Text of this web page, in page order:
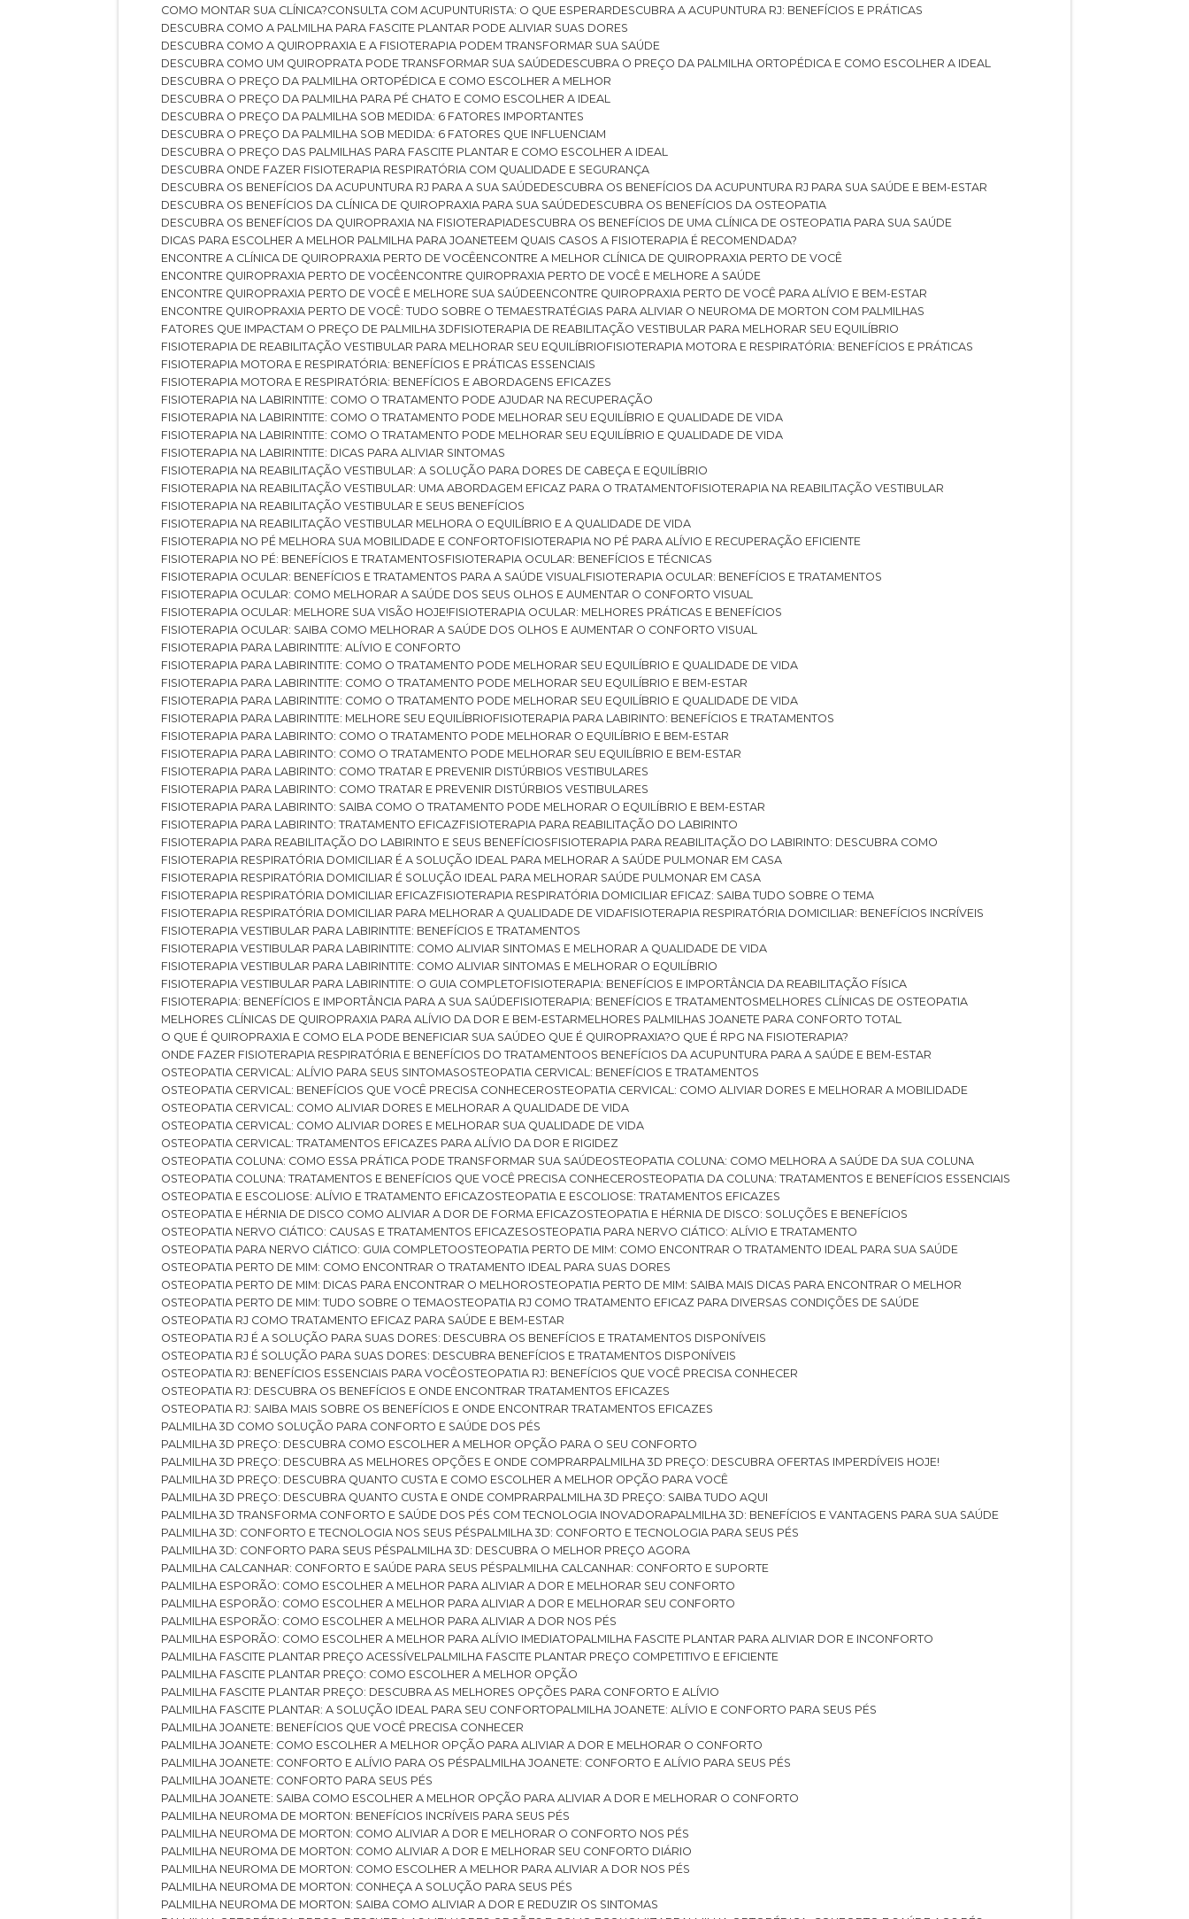
COMO MONTAR SUA CLÍNICA?
CONSULTA COM ACUPUNTURISTA: O QUE ESPERAR
DESCUBRA A ACUPUNTURA RJ: BENEFÍCIOS E PRÁTICAS
DESCUBRA COMO A PALMILHA PARA FASCITE PLANTAR PODE ALIVIAR SUAS DORES
DESCUBRA COMO A QUIROPRAXIA E A FISIOTERAPIA PODEM TRANSFORMAR SUA SAÚDE
DESCUBRA COMO UM QUIROPRATA PODE TRANSFORMAR SUA SAÚDE
DESCUBRA O PREÇO DA PALMILHA ORTOPÉDICA E COMO ESCOLHER A IDEAL
DESCUBRA O PREÇO DA PALMILHA ORTOPÉDICA E COMO ESCOLHER A MELHOR
DESCUBRA O PREÇO DA PALMILHA PARA PÉ CHATO E COMO ESCOLHER A IDEAL
DESCUBRA O PREÇO DA PALMILHA SOB MEDIDA: 6 FATORES IMPORTANTES
DESCUBRA O PREÇO DA PALMILHA SOB MEDIDA: 6 FATORES QUE INFLUENCIAM
DESCUBRA O PREÇO DAS PALMILHAS PARA FASCITE PLANTAR E COMO ESCOLHER A IDEAL
DESCUBRA ONDE FAZER FISIOTERAPIA RESPIRATÓRIA COM QUALIDADE E SEGURANÇA
DESCUBRA OS BENEFÍCIOS DA ACUPUNTURA RJ PARA A SUA SAÚDE
DESCUBRA OS BENEFÍCIOS DA ACUPUNTURA RJ PARA SUA SAÚDE E BEM-ESTAR
DESCUBRA OS BENEFÍCIOS DA CLÍNICA DE QUIROPRAXIA PARA SUA SAÚDE
DESCUBRA OS BENEFÍCIOS DA OSTEOPATIA
DESCUBRA OS BENEFÍCIOS DA QUIROPRAXIA NA FISIOTERAPIA
DESCUBRA OS BENEFÍCIOS DE UMA CLÍNICA DE OSTEOPATIA PARA SUA SAÚDE
DICAS PARA ESCOLHER A MELHOR PALMILHA PARA JOANETE EM QUAIS CASOS A FISIOTERAPIA É RECOMENDADA?
ENCONTRE A CLÍNICA DE QUIROPRAXIA PERTO DE VOCÊ ENCONTRE A MELHOR CLÍNICA DE QUIROPRAXIA PERTO DE VOCÊ
ENCONTRE QUIROPRAXIA PERTO DE VOCÊ ENCONTRE QUIROPRAXIA PERTO DE VOCÊ E MELHORE A SAÚDE
ENCONTRE QUIROPRAXIA PERTO DE VOCÊ E MELHORE SUA SAÚDE ENCONTRE QUIROPRAXIA PERTO DE VOCÊ PARA ALÍVIO E BEM-ESTAR
ENCONTRE QUIROPRAXIA PERTO DE VOCÊ: TUDO SOBRE O TEMA ESTRATÉGIAS PARA ALIVIAR O NEUROMA DE MORTON COM PALMILHAS
FATORES QUE IMPACTAM O PREÇO DE PALMILHA 3D
FISIOTERAPIA DE REABILITAÇÃO VESTIBULAR PARA MELHORAR SEU EQUILÍBRIO
FISIOTERAPIA DE REABILITAÇÃO VESTIBULAR PARA MELHORAR SEU EQUILÍBRIO
FISIOTERAPIA MOTORA E RESPIRATÓRIA: BENEFÍCIOS E PRÁTICAS
FISIOTERAPIA MOTORA E RESPIRATÓRIA: BENEFÍCIOS E PRÁTICAS ESSENCIAIS
FISIOTERAPIA MOTORA E RESPIRATÓRIA: BENEFÍCIOS E ABORDAGENS EFICAZES
FISIOTERAPIA NA LABIRINTITE: COMO O TRATAMENTO PODE AJUDAR NA RECUPERAÇÃO
FISIOTERAPIA NA LABIRINTITE: COMO O TRATAMENTO PODE MELHORAR SEU EQUILÍBRIO E QUALIDADE DE VIDA
FISIOTERAPIA NA LABIRINTITE: COMO O TRATAMENTO PODE MELHORAR SEU EQUILÍBRIO E QUALIDADE DE VIDA
FISIOTERAPIA NA LABIRINTITE: DICAS PARA ALIVIAR SINTOMAS
FISIOTERAPIA NA REABILITAÇÃO VESTIBULAR: A SOLUÇÃO PARA DORES DE CABEÇA E EQUILÍBRIO
FISIOTERAPIA NA REABILITAÇÃO VESTIBULAR: UMA ABORDAGEM EFICAZ PARA O TRATAMENTO
FISIOTERAPIA NA REABILITAÇÃO VESTIBULAR
FISIOTERAPIA NA REABILITAÇÃO VESTIBULAR E SEUS BENEFÍCIOS
FISIOTERAPIA NA REABILITAÇÃO VESTIBULAR MELHORA O EQUILÍBRIO E A QUALIDADE DE VIDA
FISIOTERAPIA NO PÉ MELHORA SUA MOBILIDADE E CONFORTO
FISIOTERAPIA NO PÉ PARA ALÍVIO E RECUPERAÇÃO EFICIENTE
FISIOTERAPIA NO PÉ: BENEFÍCIOS E TRATAMENTOS
FISIOTERAPIA OCULAR: BENEFÍCIOS E TÉCNICAS
FISIOTERAPIA OCULAR: BENEFÍCIOS E TRATAMENTOS PARA A SAÚDE VISUAL FISIOTERAPIA OCULAR: BENEFÍCIOS E TRATAMENTOS
FISIOTERAPIA OCULAR: COMO MELHORAR A SAÚDE DOS SEUS OLHOS E AUMENTAR O CONFORTO VISUAL
FISIOTERAPIA OCULAR: MELHORE SUA VISÃO HOJE! FISIOTERAPIA OCULAR: MELHORES PRÁTICAS E BENEFÍCIOS
FISIOTERAPIA OCULAR: SAIBA COMO MELHORAR A SAÚDE DOS OLHOS E AUMENTAR O CONFORTO VISUAL
FISIOTERAPIA PARA LABIRINTITE: ALÍVIO E CONFORTO
FISIOTERAPIA PARA LABIRINTITE: COMO O TRATAMENTO PODE MELHORAR SEU EQUILÍBRIO E QUALIDADE DE VIDA
FISIOTERAPIA PARA LABIRINTITE: COMO O TRATAMENTO PODE MELHORAR SEU EQUILÍBRIO E BEM-ESTAR
FISIOTERAPIA PARA LABIRINTITE: COMO O TRATAMENTO PODE MELHORAR SEU EQUILÍBRIO E QUALIDADE DE VIDA
FISIOTERAPIA PARA LABIRINTITE: MELHORE SEU EQUILÍBRIO
FISIOTERAPIA PARA LABIRINTO: BENEFÍCIOS E TRATAMENTOS
FISIOTERAPIA PARA LABIRINTO: COMO O TRATAMENTO PODE MELHORAR O EQUILÍBRIO E BEM-ESTAR
FISIOTERAPIA PARA LABIRINTO: COMO O TRATAMENTO PODE MELHORAR SEU EQUILÍBRIO E BEM-ESTAR
FISIOTERAPIA PARA LABIRINTO: COMO TRATAR E PREVENIR DISTÚRBIOS VESTIBULARES
FISIOTERAPIA PARA LABIRINTO: COMO TRATAR E PREVENIR DISTÚRBIOS VESTIBULARES
FISIOTERAPIA PARA LABIRINTO: SAIBA COMO O TRATAMENTO PODE MELHORAR O EQUILÍBRIO E BEM-ESTAR
FISIOTERAPIA PARA LABIRINTO: TRATAMENTO EFICAZ FISIOTERAPIA PARA REABILITAÇÃO DO LABIRINTO
FISIOTERAPIA PARA REABILITAÇÃO DO LABIRINTO E SEUS BENEFÍCIOS
FISIOTERAPIA PARA REABILITAÇÃO DO LABIRINTO: DESCUBRA COMO
FISIOTERAPIA RESPIRATÓRIA DOMICILIAR É A SOLUÇÃO IDEAL PARA MELHORAR A SAÚDE PULMONAR EM CASA
FISIOTERAPIA RESPIRATÓRIA DOMICILIAR É SOLUÇÃO IDEAL PARA MELHORAR SAÚDE PULMONAR EM CASA
FISIOTERAPIA RESPIRATÓRIA DOMICILIAR EFICAZ FISIOTERAPIA RESPIRATÓRIA DOMICILIAR EFICAZ: SAIBA TUDO SOBRE O TEMA
FISIOTERAPIA RESPIRATÓRIA DOMICILIAR PARA MELHORAR A QUALIDADE DE VIDA FISIOTERAPIA RESPIRATÓRIA DOMICILIAR: BENEFÍCIOS INCRÍVEIS
FISIOTERAPIA VESTIBULAR PARA LABIRINTITE: BENEFÍCIOS E TRATAMENTOS
FISIOTERAPIA VESTIBULAR PARA LABIRINTITE: COMO ALIVIAR SINTOMAS E MELHORAR A QUALIDADE DE VIDA
FISIOTERAPIA VESTIBULAR PARA LABIRINTITE: COMO ALIVIAR SINTOMAS E MELHORAR O EQUILÍBRIO
FISIOTERAPIA VESTIBULAR PARA LABIRINTITE: O GUIA COMPLETO
FISIOTERAPIA: BENEFÍCIOS E IMPORTÂNCIA DA REABILITAÇÃO FÍSICA
FISIOTERAPIA: BENEFÍCIOS E IMPORTÂNCIA PARA A SUA SAÚDE FISIOTERAPIA: BENEFÍCIOS E TRATAMENTOS
MELHORES CLÍNICAS DE OSTEOPATIA
MELHORES CLÍNICAS DE QUIROPRAXIA PARA ALÍVIO DA DOR E BEM-ESTAR
MELHORES PALMILHAS JOANETE PARA CONFORTO TOTAL
O QUE É QUIROPRAXIA E COMO ELA PODE BENEFICIAR SUA SAÚDE
O QUE É QUIROPRAXIA?
O QUE É RPG NA FISIOTERAPIA?
ONDE FAZER FISIOTERAPIA RESPIRATÓRIA E BENEFÍCIOS DO TRATAMENTO
OS BENEFÍCIOS DA ACUPUNTURA PARA A SAÚDE E BEM-ESTAR
OSTEOPATIA CERVICAL: ALÍVIO PARA SEUS SINTOMAS
OSTEOPATIA CERVICAL: BENEFÍCIOS E TRATAMENTOS
OSTEOPATIA CERVICAL: BENEFÍCIOS QUE VOCÊ PRECISA CONHECER
OSTEOPATIA CERVICAL: COMO ALIVIAR DORES E MELHORAR A MOBILIDADE
OSTEOPATIA CERVICAL: COMO ALIVIAR DORES E MELHORAR A QUALIDADE DE VIDA
OSTEOPATIA CERVICAL: COMO ALIVIAR DORES E MELHORAR SUA QUALIDADE DE VIDA
OSTEOPATIA CERVICAL: TRATAMENTOS EFICAZES PARA ALÍVIO DA DOR E RIGIDEZ
OSTEOPATIA COLUNA: COMO ESSA PRÁTICA PODE TRANSFORMAR SUA SAÚDE
OSTEOPATIA COLUNA: COMO MELHORA A SAÚDE DA SUA COLUNA
OSTEOPATIA COLUNA: TRATAMENTOS E BENEFÍCIOS QUE VOCÊ PRECISA CONHECER
OSTEOPATIA DA COLUNA: TRATAMENTOS E BENEFÍCIOS ESSENCIAIS
OSTEOPATIA E ESCOLIOSE: ALÍVIO E TRATAMENTO EFICAZ
OSTEOPATIA E ESCOLIOSE: TRATAMENTOS EFICAZES
OSTEOPATIA E HÉRNIA DE DISCO COMO ALIVIAR A DOR DE FORMA EFICAZ
OSTEOPATIA E HÉRNIA DE DISCO: SOLUÇÕES E BENEFÍCIOS
OSTEOPATIA NERVO CIÁTICO: CAUSAS E TRATAMENTOS EFICAZES
OSTEOPATIA PARA NERVO CIÁTICO: ALÍVIO E TRATAMENTO
OSTEOPATIA PARA NERVO CIÁTICO: GUIA COMPLETO
OSTEOPATIA PERTO DE MIM: COMO ENCONTRAR O TRATAMENTO IDEAL PARA SUA SAÚDE
OSTEOPATIA PERTO DE MIM: COMO ENCONTRAR O TRATAMENTO IDEAL PARA SUAS DORES
OSTEOPATIA PERTO DE MIM: DICAS PARA ENCONTRAR O MELHOR
OSTEOPATIA PERTO DE MIM: SAIBA MAIS DICAS PARA ENCONTRAR O MELHOR
OSTEOPATIA PERTO DE MIM: TUDO SOBRE O TEMA
OSTEOPATIA RJ COMO TRATAMENTO EFICAZ PARA DIVERSAS CONDIÇÕES DE SAÚDE
OSTEOPATIA RJ COMO TRATAMENTO EFICAZ PARA SAÚDE E BEM-ESTAR
OSTEOPATIA RJ É A SOLUÇÃO PARA SUAS DORES: DESCUBRA OS BENEFÍCIOS E TRATAMENTOS DISPONÍVEIS
OSTEOPATIA RJ É SOLUÇÃO PARA SUAS DORES: DESCUBRA BENEFÍCIOS E TRATAMENTOS DISPONÍVEIS
OSTEOPATIA RJ: BENEFÍCIOS ESSENCIAIS PARA VOCÊ
OSTEOPATIA RJ: BENEFÍCIOS QUE VOCÊ PRECISA CONHECER
OSTEOPATIA RJ: DESCUBRA OS BENEFÍCIOS E ONDE ENCONTRAR TRATAMENTOS EFICAZES
OSTEOPATIA RJ: SAIBA MAIS SOBRE OS BENEFÍCIOS E ONDE ENCONTRAR TRATAMENTOS EFICAZES
PALMILHA 3D COMO SOLUÇÃO PARA CONFORTO E SAÚDE DOS PÉS
PALMILHA 3D PREÇO: DESCUBRA COMO ESCOLHER A MELHOR OPÇÃO PARA O SEU CONFORTO
PALMILHA 3D PREÇO: DESCUBRA AS MELHORES OPÇÕES E ONDE COMPRAR
PALMILHA 3D PREÇO: DESCUBRA OFERTAS IMPERDÍVEIS HOJE!
PALMILHA 3D PREÇO: DESCUBRA QUANTO CUSTA E COMO ESCOLHER A MELHOR OPÇÃO PARA VOCÊ
PALMILHA 3D PREÇO: DESCUBRA QUANTO CUSTA E ONDE COMPRAR
PALMILHA 3D PREÇO: SAIBA TUDO AQUI
PALMILHA 3D TRANSFORMA CONFORTO E SAÚDE DOS PÉS COM TECNOLOGIA INOVADORA PALMILHA 3D: BENEFÍCIOS E VANTAGENS PARA SUA SAÚDE
PALMILHA 3D: CONFORTO E TECNOLOGIA NOS SEUS PÉS
PALMILHA 3D: CONFORTO E TECNOLOGIA PARA SEUS PÉS
PALMILHA 3D: CONFORTO PARA SEUS PÉS
PALMILHA 3D: DESCUBRA O MELHOR PREÇO AGORA
PALMILHA CALCANHAR: CONFORTO E SAÚDE PARA SEUS PÉS
PALMILHA CALCANHAR: CONFORTO E SUPORTE
PALMILHA ESPORÃO: COMO ESCOLHER A MELHOR PARA ALIVIAR A DOR E MELHORAR SEU CONFORTO
PALMILHA ESPORÃO: COMO ESCOLHER A MELHOR PARA ALIVIAR A DOR E MELHORAR SEU CONFORTO
PALMILHA ESPORÃO: COMO ESCOLHER A MELHOR PARA ALIVIAR A DOR NOS PÉS
PALMILHA ESPORÃO: COMO ESCOLHER A MELHOR PARA ALÍVIO IMEDIATO
PALMILHA FASCITE PLANTAR PARA ALIVIAR DOR E INCONFORTO
PALMILHA FASCITE PLANTAR PREÇO ACESSÍVEL PALMILHA FASCITE PLANTAR PREÇO COMPETITIVO E EFICIENTE
PALMILHA FASCITE PLANTAR PREÇO: COMO ESCOLHER A MELHOR OPÇÃO
PALMILHA FASCITE PLANTAR PREÇO: DESCUBRA AS MELHORES OPÇÕES PARA CONFORTO E ALÍVIO
PALMILHA FASCITE PLANTAR: A SOLUÇÃO IDEAL PARA SEU CONFORTO
PALMILHA JOANETE: ALÍVIO E CONFORTO PARA SEUS PÉS
PALMILHA JOANETE: BENEFÍCIOS QUE VOCÊ PRECISA CONHECER
PALMILHA JOANETE: COMO ESCOLHER A MELHOR OPÇÃO PARA ALIVIAR A DOR E MELHORAR O CONFORTO
PALMILHA JOANETE: CONFORTO E ALÍVIO PARA OS PÉS
PALMILHA JOANETE: CONFORTO E ALÍVIO PARA SEUS PÉS
PALMILHA JOANETE: CONFORTO PARA SEUS PÉS
PALMILHA JOANETE: SAIBA COMO ESCOLHER A MELHOR OPÇÃO PARA ALIVIAR A DOR E MELHORAR O CONFORTO
PALMILHA NEUROMA DE MORTON: BENEFÍCIOS INCRÍVEIS PARA SEUS PÉS
PALMILHA NEUROMA DE MORTON: COMO ALIVIAR A DOR E MELHORAR O CONFORTO NOS PÉS
PALMILHA NEUROMA DE MORTON: COMO ALIVIAR A DOR E MELHORAR SEU CONFORTO DIÁRIO
PALMILHA NEUROMA DE MORTON: COMO ESCOLHER A MELHOR PARA ALIVIAR A DOR NOS PÉS
PALMILHA NEUROMA DE MORTON: CONHEÇA A SOLUÇÃO PARA SEUS PÉS
PALMILHA NEUROMA DE MORTON: SAIBA COMO ALIVIAR A DOR E REDUZIR OS SINTOMAS